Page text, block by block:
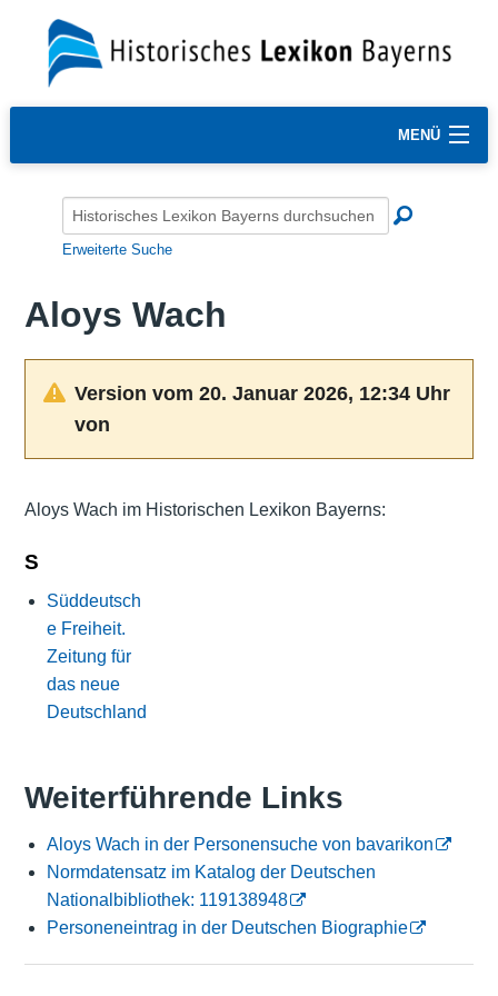
MENÜ
Erweiterte Suche
Aloys Wach
Version vom 20. Januar 2026, 12:34 Uhr
von
Aloys Wach im Historischen Lexikon Bayerns:
S
Süddeutsch
e Freiheit.
Zeitung für
das neue
Deutschland
Weiterführende Links
Aloys Wach in der Personensuche von bavarikon
Normdatensatz im Katalog der Deutschen
Nationalbibliothek: 119138948
Personeneintrag in der Deutschen Biographie